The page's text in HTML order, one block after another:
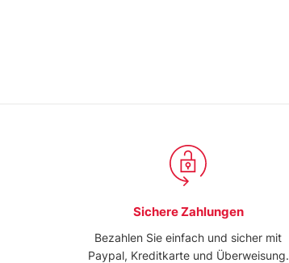
Sichere Zahlungen
Bezahlen Sie einfach und sicher mit
Paypal, Kreditkarte und Überweisung.